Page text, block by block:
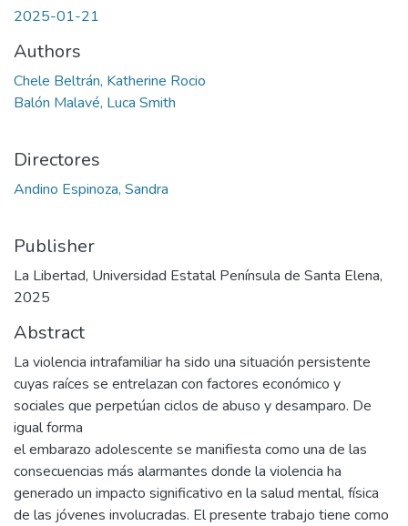
2025-01-21
Authors
Chele Beltrán, Katherine Rocio
Balón Malavé, Luca Smith
Directores
Andino Espinoza, Sandra
Publisher
La Libertad, Universidad Estatal Península de Santa Elena,
2025
Abstract
La violencia intrafamiliar ha sido una situación persistente
cuyas raíces se entrelazan con factores económico y
sociales que perpetúan ciclos de abuso y desamparo. De
igual forma
el embarazo adolescente se manifiesta como una de las
consecuencias más alarmantes donde la violencia ha
generado un impacto significativo en la salud mental, física
de las jóvenes involucradas. El presente trabajo tiene como